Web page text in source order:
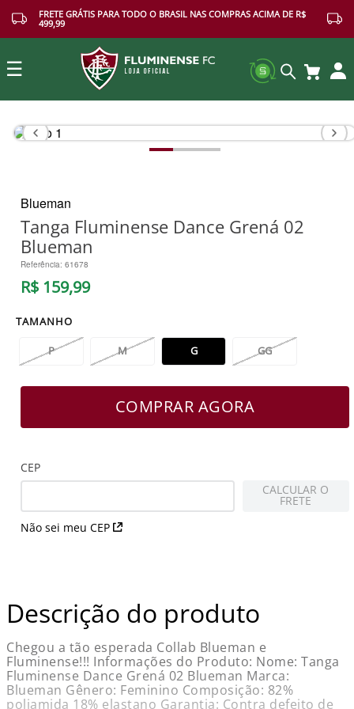
FRETE GRÁTIS PARA TODO O BRASIL NAS COMPRAS ACIMA DE R$
499,99
☰
Buscar
Blueman
Tanga Fluminense Dance Grená 02
Blueman
Referência: 61678
R$ 159,99
TAMANHO
P M G GG
COMPRAR AGORA
CEP
Não sei meu CEP
CALCULAR O
FRETE
Descrição do produto
Chegou a tão esperada Collab Blueman e
Fluminense!!! Informações do Produto: Nome: Tanga
Fluminense Dance Grená 02 Blueman Marca:
Blueman Gênero: Feminino Composição: 82%
poliamida 18% elastano Garantia: Contra defeito de